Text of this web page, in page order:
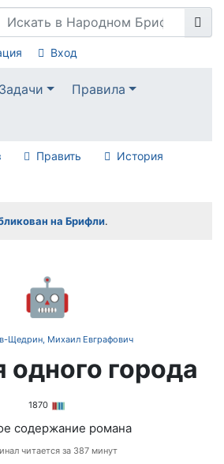
Вход
Задачи
Правила
Править История
на Брифли.
🤖
Щедрин, Михаил Евграфович
одного города
1870
содержание романа
читается за 387 минут